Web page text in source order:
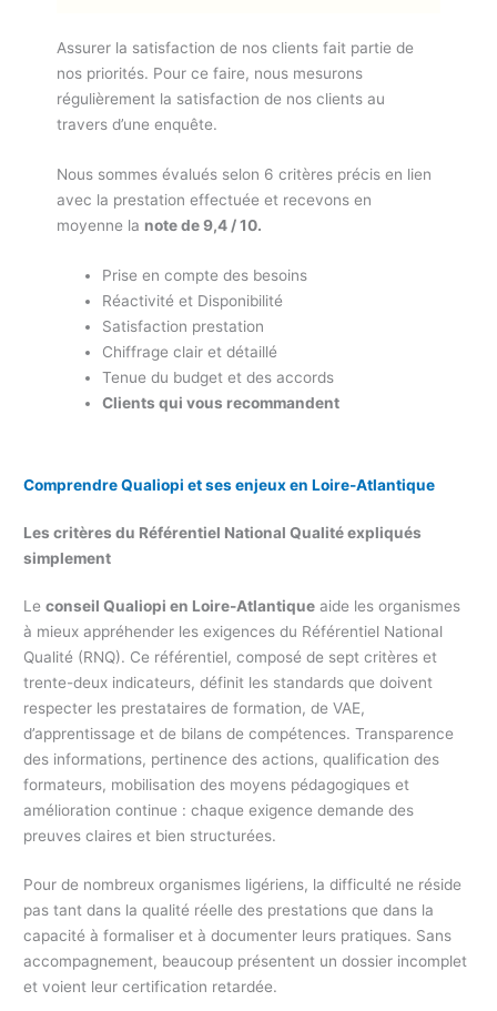
Assurer la satisfaction de nos clients fait partie de
nos priorités. Pour ce faire, nous mesurons
régulièrement la satisfaction de nos clients au
travers d’une enquête.
Nous sommes évalués selon 6 critères précis en lien
avec la prestation effectuée et recevons en
moyenne la note de 9,4 / 10.
Prise en compte des besoins
Réactivité et Disponibilité
Satisfaction prestation
Chiffrage clair et détaillé
Tenue du budget et des accords
Clients qui vous recommandent
Comprendre Qualiopi et ses enjeux en Loire-Atlantique
Les critères du Référentiel National Qualité expliqués
simplement
Leconseil Qualiopi en Loire-Atlantique aide les organismes
à mieux appréhender les exigences du Référentiel National
Qualité (RNQ). Ce référentiel, composé de sept critères et
trente-deux indicateurs, définit les standards que doivent
respecter les prestataires de formation, de VAE,
d’apprentissage et de bilans de compétences. Transparence
des informations, pertinence des actions, qualification des
formateurs, mobilisation des moyens pédagogiques et
amélioration continue : chaque exigence demande des
preuves claires et bien structurées.
Pour de nombreux organismes ligériens, la difficulté ne réside
pas tant dans la qualité réelle des prestations que dans la
capacité à formaliser et à documenter leurs pratiques. Sans
accompagnement, beaucoup présentent un dossier incomplet
et voient leur certification retardée.